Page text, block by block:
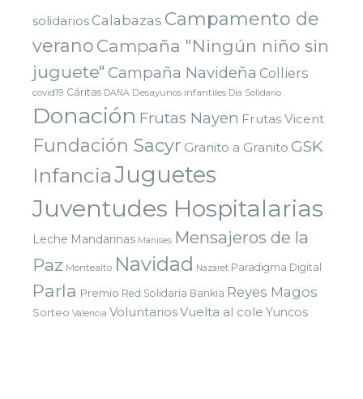
solidarios Calabazas Campamento de
verano Campaña "Ningún niño sin
juguete" Campaña Navideña Colliers
covid19 Cáritas DANA Desayunos infantiles Dia Solidario
Donación Frutas Nayen Frutas Vicent
Fundación Sacyr Granito a Granito GSK
InfanciaJuguetes
Juventudes Hospitalarias
Leche Mandarinas Manises Mensajeros de la
Paz Montealto Navidad Nazaret Paradigma Digital
Parla Premio Red Solidaria Bankia Reyes Magos
Sorteo Valencia VoluntariosVuelta al cole Yuncos